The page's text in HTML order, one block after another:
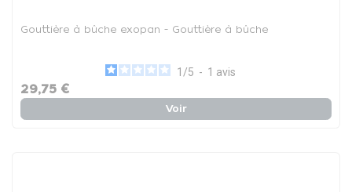
Gouttière à bûche exopan - Gouttière à bûche
1 /5 - 1 avis
29,75 €
Voir